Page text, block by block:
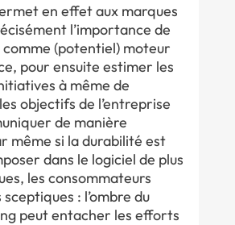
en effet aux marques
l’importance de
(potentiel) moteur
pour ensuite estimer les
à même de
objectifs de l’entreprise
de manière
même si la durabilité est
dans le logiciel de plus
les consommateurs
: l’ombre du
peut entacher les efforts